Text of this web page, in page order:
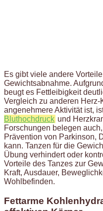
Es gibt viele andere
Gewichtsabnahme.
beugt es Fettleibigkeit
Vergleich zu anderen
angenehmere Aktivität ist,
Bluthochdruck und
Forschungen belegen
Prävention von Parkinson,
kann. Tanzen für die
Übung verhindert oder
Vorteile des Tanzes zur
Kraft, Ausdauer,
Wohlbefinden.
Fettarme